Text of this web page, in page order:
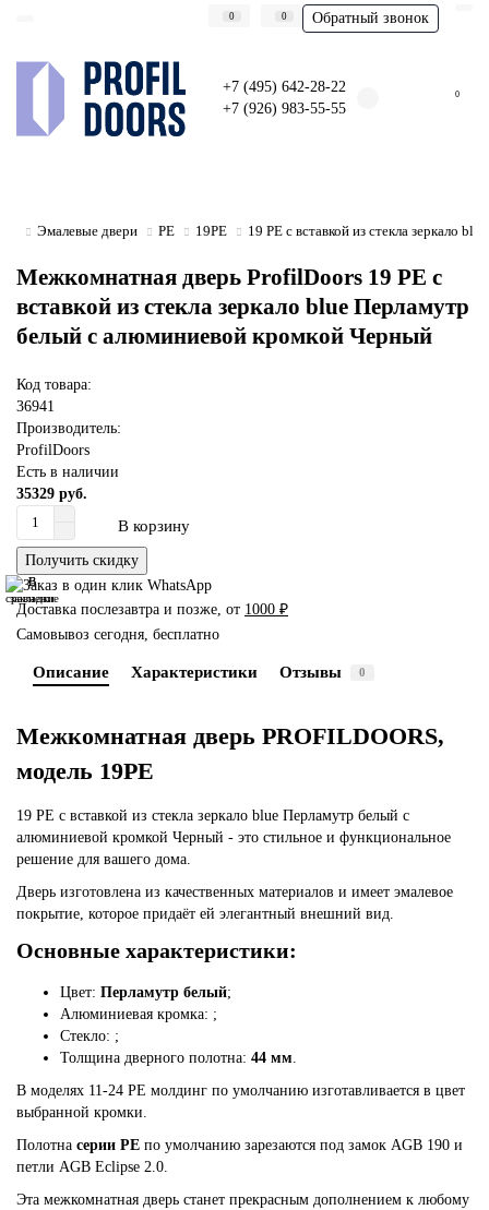
0 0 Обратный звонок
+7 (495) 642-28-22
+7 (926) 983-55-55
0
Эмалевые двери PE 19PE 19 PE с вставкой из стекла зеркало
Межкомнатная дверь ProfilDoors 19 PE с
вставкой из стекла зеркало blue Перламутр
белый с алюминиевой кромкой Черный
Код товара:
36941
Производитель:
ProfilDoors
Есть в наличии
35329 руб.
В корзину
Получить скидку
В
закладки
В
сравнение
Доставка послезавтра и позже, от 1000 ₽
Самовывоз сегодня, бесплатно
Описание Характеристики Отзывы 0
Межкомнатная дверь PROFILDOORS,
модель 19PE
19 PE с вставкой из стекла зеркало blue Перламутр белый с
алюминиевой кромкой Черный - это стильное и функциональное
решение для вашего дома.
Дверь изготовлена из качественных материалов и имеет эмалевое
покрытие, которое придаёт ей элегантный внешний вид.
Основные характеристики:
Цвет: Перламутр белый;
Алюминиевая кромка: ;
Стекло: ;
Толщина дверного полотна: 44 мм.
В моделях 11-24 PE молдинг по умолчанию изготавливается в цвет
выбранной кромки.
Полотна серии PE по умолчанию зарезаются под замок AGB 190 и
петли AGB Eclipse 2.0.
Эта межкомнатная дверь станет прекрасным дополнением к любому